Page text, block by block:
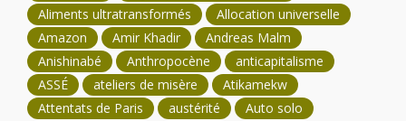
Aliments ultratransformés
Allocation universelle
Amazon
Amir Khadir
Andreas Malm
Anishinabé
Anthropocène
anticapitalisme
ASSÉ
ateliers de misère
Atikamekw
Attentats de Paris
austérité Auto solo